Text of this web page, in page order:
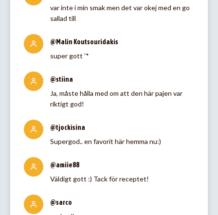
var inte i min smak men det var okej med en go
sallad till
@Malin Koutsouridakis
super gott '*
@stiina
Ja, måste hålla med om att den här pajen var
riktigt god!
@tjockisina
Supergod.. en favorit här hemma nu:)
@amiie88
Väldigt gott :) Tack för receptet!
@sarco